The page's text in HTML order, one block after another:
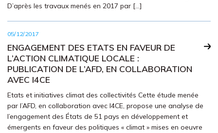
D’après les travaux menés en 2017 par […]
05/12/2017
ENGAGEMENT DES ETATS EN FAVEUR DE
L’ACTION CLIMATIQUE LOCALE :
PUBLICATION DE L’AFD, EN COLLABORATION
AVEC I4CE
Etats et initiatives climat des collectivités Cette étude menée
par l’AFD, en collaboration avec I4CE, propose une analyse de
l’engagement des États de 51 pays en développement et
émergents en faveur des politiques « climat » mises en oeuvre